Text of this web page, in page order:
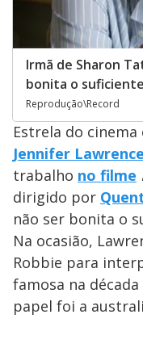
Irmã de Sharon
bonita o
Reprodução\Record
Estrela do cinema
Jennifer Lawrence
trabalho no filme
dirigido por
não ser bonita o
Na ocasião,
Robbie para
famosa na
papel foi a